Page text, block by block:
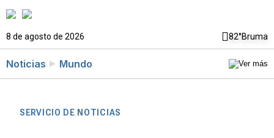
8 de agosto de 2026 82°Bruma
Noticias Mundo
SERVICIO DE NOTICIAS